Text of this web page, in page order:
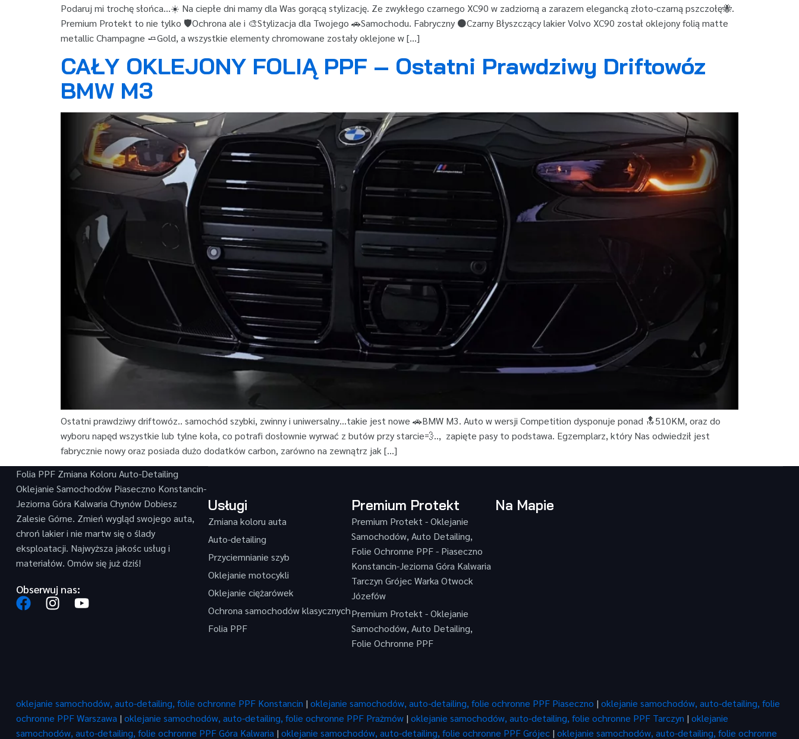
Podaruj mi trochę słońca…☀️ Na ciepłe dni mamy dla Was gorącą stylizację. Ze zwykłego czarnego XC90 w zadziorną a zarazem elegancką złoto-czarną pszczołę🐝.
Premium Protekt to nie tylko 🛡Ochrona ale i 🎨Stylizacja dla Twojego 🚗Samochodu. Fabryczny ⚫️Czarny Błyszczący lakier Volvo XC90 został oklejony folią matte
metallic Champagne 🧈Gold, a wszystkie elementy chromowane zostały oklejone w […]
CAŁY OKLEJONY FOLIĄ PPF – Ostatni Prawdziwy Driftowóz
BMW M3
Ostatni prawdziwy driftowóz.. samochód szybki, zwinny i uniwersalny…takie jest nowe 🚗BMW M3. Auto w wersji Competition dysponuje ponad 🔝510KM, oraz do
wyboru napęd wszystkie lub tylne koła, co potrafi dosłownie wyrwać z butów przy starcie💨.., zapięte pasy to podstawa. Egzemplarz, który Nas odwiedził jest
fabrycznie nowy oraz posiada dużo dodatków carbon, zarówno na zewnątrz jak […]
Folia PPF Zmiana Koloru Auto-Detailing
Oklejanie Samochodów Piaseczno Konstancin-
Jeziorna Góra Kalwaria Chynów Dobiesz
Zalesie Górne. Zmień wygląd swojego auta,
chroń lakier i nie martw się o ślady
eksploatacji. Najwyższa jakośc usług i
materiałów. Omów się już dziś!
Obserwuj nas:
Usługi
Zmiana koloru auta
Auto-detailing
Przyciemnianie szyb
Oklejanie motocykli
Oklejanie ciężarówek
Ochrona samochodów klasycznych
Folia PPF
Premium Protekt
Premium Protekt - Oklejanie
Samochodów, Auto Detailing,
Folie Ochronne PPF - Piaseczno
Konstancin-Jeziorna Góra Kalwaria
Tarczyn Grójec Warka Otwock
Józefów
Premium Protekt - Oklejanie
Samochodów, Auto Detailing,
Folie Ochronne PPF
Na Mapie
oklejanie samochodów, auto-detailing, folie ochronne PPF Konstancin | oklejanie samochodów, auto-detailing, folie ochronne PPF Piaseczno | oklejanie samochodów, auto-detailing, folie
ochronne PPF Warszawa | oklejanie samochodów, auto-detailing, folie ochronne PPF Prażmów | oklejanie samochodów, auto-detailing, folie ochronne PPF Tarczyn | oklejanie
samochodów, auto-detailing, folie ochronne PPF Góra Kalwaria | oklejanie samochodów, auto-detailing, folie ochronne PPF Grójec | oklejanie samochodów, auto-detailing, folie ochronne